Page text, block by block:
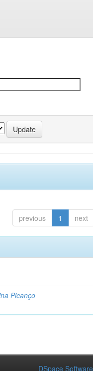
previous 1 next
Picanço
DSpace Software